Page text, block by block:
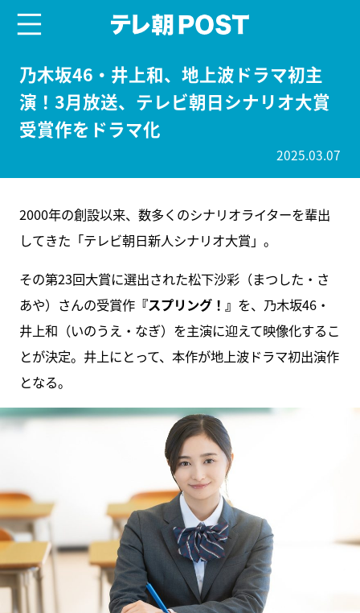
乃木坂46・井上和、地上波ドラマ初主
演！3月放送、テレビ朝日シナリオ大賞
受賞作をドラマ化
2025.03.07
2000年の創設以来、数多くのシナリオライターを輩出
してきた「テレビ朝日新人シナリオ大賞」。
その第23回大賞に選出された松下沙彩（まつした・さ
あや）さんの受賞作『スプリング！』 を、乃木坂46・
井上和（いのうえ・なぎ）を主演に迎えて映像化するこ
とが決定。井上にとって、本作が地上波ドラマ初出演作
となる。